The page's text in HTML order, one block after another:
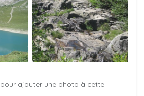
pour ajouter une photo à cette